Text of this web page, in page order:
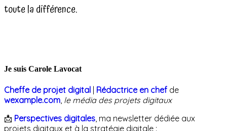
toute la différence.
Je suis Carole Lavocat
Cheffe de projet digital | Rédactrice en chef de
wexample.com le média des projets digitaux
📩 Perspectives digitales , ma newsletter dédiée aux
projets digitaux et à la stratégie digitale :